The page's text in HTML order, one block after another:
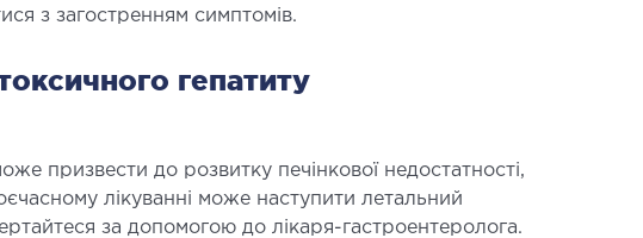
Види оперативних втручань
з загостренням симптомів.
гепатиту
призвести до розвитку печінкової недостатності,
лікуванні може наступити летальний
за допомогою до лікаря-гастроентеролога.